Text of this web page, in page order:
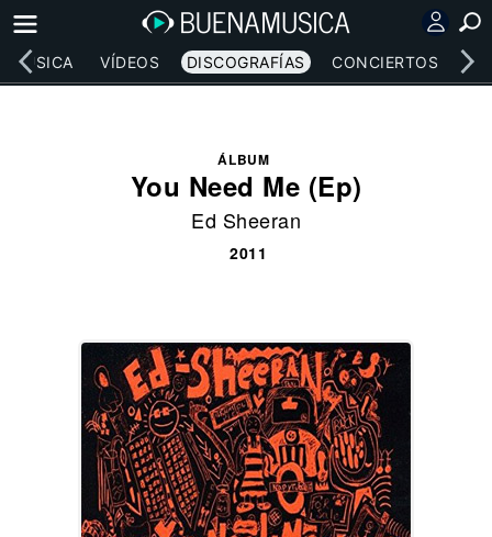
MÚSICA VÍDEOS DISCOGRAFÍAS CONCIERTOS
ÁLBUM
You Need Me (Ep)
Ed Sheeran
2011